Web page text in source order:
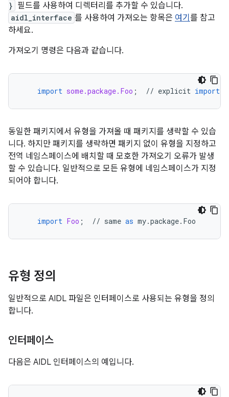
} 필드를 사용하여 디렉터리를 추가할 수 있습니다.
aidl_interface 를 사용하여 가져오는 항목은 여기 를 참고
하세요.
가져오기 명령은 다음과 같습니다.
import some.package.Foo ; // explicit import
동일한 패키지에서 유형을 가져올 때 패키지를 생략할 수 있습
니다. 하지만 패키지를 생략하면 패키지 없이 유형을 지정하고
전역 네임스페이스에 배치할 때 모호한 가져오기 오류가 발생
할 수 있습니다. 일반적으로 모든 유형에 네임스페이스가 지정
되어야 합니다.
import Foo ; // same as my.package. Foo
유형 정의
일반적으로 AIDL 파일은 인터페이스로 사용되는 유형을 정의
합니다.
인터페이스
다음은 AIDL 인터페이스의 예입니다.